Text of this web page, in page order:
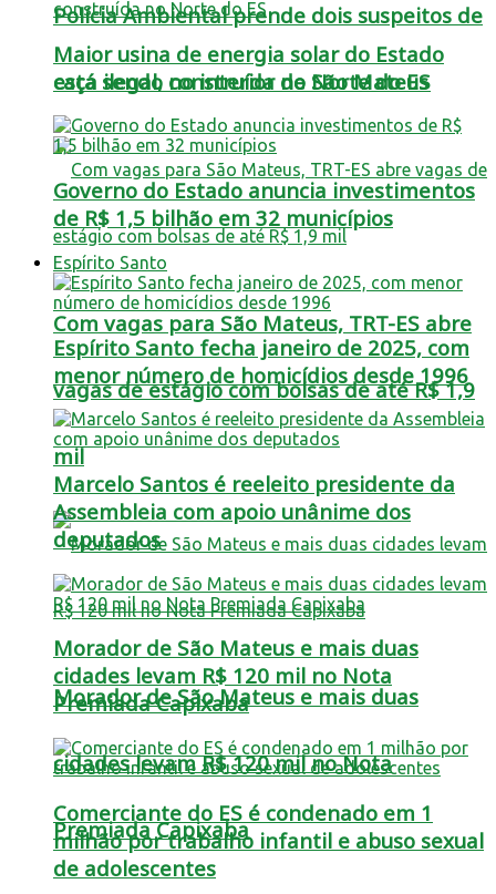
Polícia Ambiental prende dois suspeitos de
caça ilegal, no interior de São Mateus
Com vagas para São Mateus, TRT-ES abre
vagas de estágio com bolsas de até R$ 1,9
mil
Morador de São Mateus e mais duas
cidades levam R$ 120 mil no Nota
Premiada Capixaba
Maior usina de energia solar do Estado
está sendo construída no Norte do ES
Governo do Estado anuncia investimentos
de R$ 1,5 bilhão em 32 municípios
Espírito Santo
Espírito Santo fecha janeiro de 2025, com
menor número de homicídios desde 1996
Marcelo Santos é reeleito presidente da
Assembleia com apoio unânime dos
deputados
Morador de São Mateus e mais duas
cidades levam R$ 120 mil no Nota
Premiada Capixaba
Comerciante do ES é condenado em 1
milhão por trabalho infantil e abuso sexual
de adolescentes